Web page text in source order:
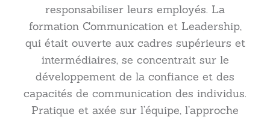
responsabiliser leurs employés. La
formation Communication et Leadership,
qui était ouverte aux cadres supérieurs et
intermédiaires, se concentrait sur le
développement de la confiance et des
capacités de communication des individus.
Pratique et axée sur l’équipe, l’approche